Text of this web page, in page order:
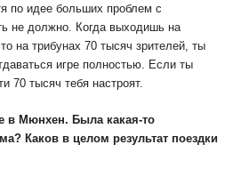
по идее больших проблем с
не должно. Когда выходишь на
на трибунах 70 тысяч зрителей, ты
игре полностью. Если ты
70 тысяч тебя настроят.
в Мюнхен. Была какая-то
Каков в целом результат поездки